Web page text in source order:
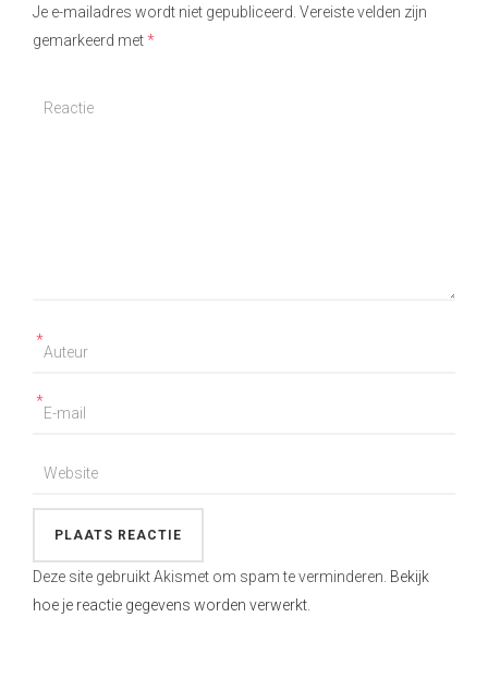
Je e-mailadres wordt niet gepubliceerd. Vereiste velden zijn
gemarkeerd met*
*
*
Deze site gebruikt Akismet om spam te verminderen. Bekijk
hoe je reactie gegevens worden verwerkt